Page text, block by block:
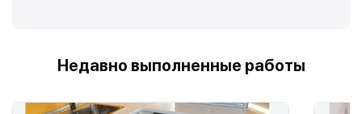
Недавно выполненные работы